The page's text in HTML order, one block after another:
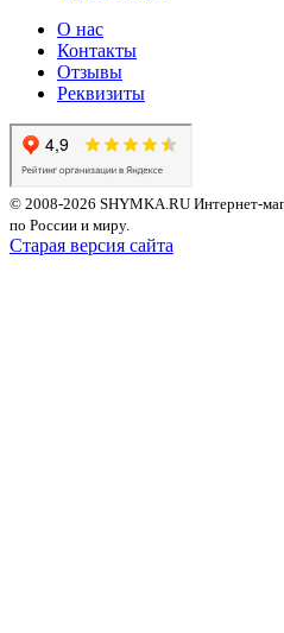
О нас
Контакты
Отзывы
Реквизиты
© 2008-2026 SHYMKA.RU Интернет-
по России и миру.
Старая версия сайта